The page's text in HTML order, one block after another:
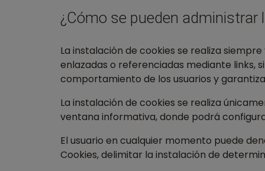
¿Cómo se pueden administrar
La instalación de cookies se realiza
enlazadas o referenciadas mediante links,
comportamiento de los usuarios y
La instalación de cookies se realiza
ventana informativa, donde podrá
El usuario en cualquier momento puede
Cookies, delimitar la instalación de